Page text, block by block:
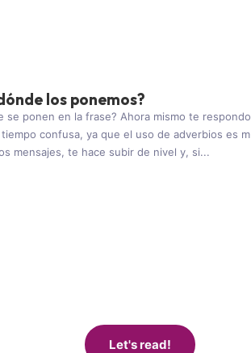
los ponemos?
se ponen en la frase? Ahora mismo te
tiempo confusa, ya que el uso de adverbios es
mensajes, te hace subir de nivel y, si...
Let's read!